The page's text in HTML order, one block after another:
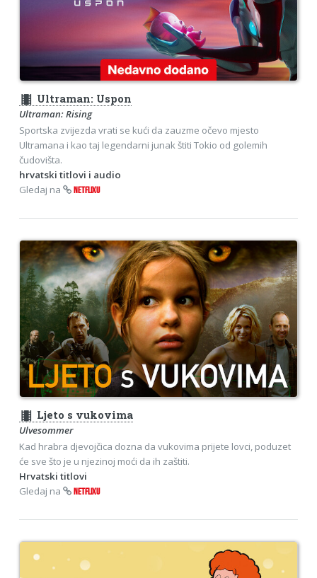
theaters Ultraman: Uspon
Ultraman: Rising
Sportska zvijezda vrati se kući da zauzme očevo mjesto
Ultramana i kao taj legendarni junak štiti Tokio od golemih
čudovišta.
hrvatski titlovi i audio
Gledaj na
NETFLIXU
theaters Ljeto s vukovima
Ulvesommer
Kad hrabra djevojčica dozna da vukovima prijete lovci, poduzet
će sve što je u njezinoj moći da ih zaštiti.
Hrvatski titlovi
Gledaj na
NETFLIXU